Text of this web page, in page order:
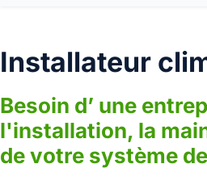
Installateur
Besoin d’ une
l'installation, la
de votre système